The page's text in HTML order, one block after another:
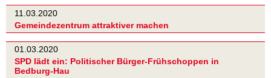
11.03.2020
Gemeindezentrum attraktiver machen
01.03.2020
SPD lädt ein: Politischer Bürger-Frühschoppen in
Bedburg-Hau